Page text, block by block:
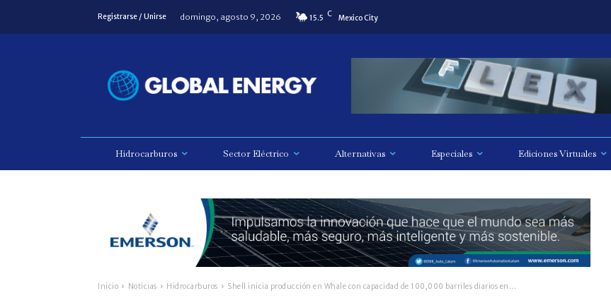
Registrarse / Unirse domingo, agosto 9, 2026 15.5 C Mexico City
Hidrocarburos Sector Eléctrico Alternativas Especiales Ediciones Virtuales
Inicio Noticias Hidrocarburos Shell inicia producción en Whale con capacidad de 100,000 barriles diarios en...